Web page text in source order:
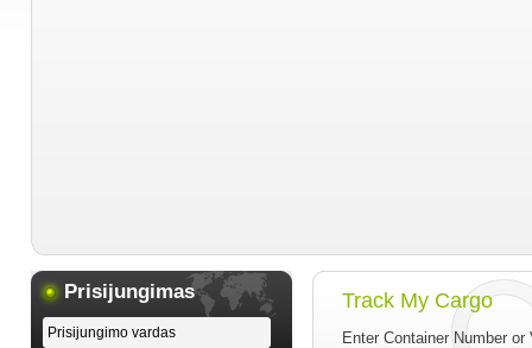
Prisijungimas Track My Cargo
Enter Container Number or